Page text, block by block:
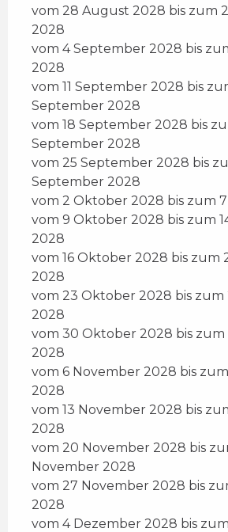
vom 28 August 2028 bis zum
2028
vom 4 September 2028 bis
2028
vom 11 September 2028 bis
September 2028
vom 18 September 2028 bis
September 2028
vom 25 September 2028 bis
September 2028
vom 2 Oktober 2028 bis zum
vom 9 Oktober 2028 bis zum
2028
vom 16 Oktober 2028 bis zum
2028
vom 23 Oktober 2028 bis
2028
vom 30 Oktober 2028 bis
2028
vom 6 November 2028 bis
2028
vom 13 November 2028 bis
2028
vom 20 November 2028 bis
November 2028
vom 27 November 2028 bis
2028
vom 4 Dezember 2028 bis